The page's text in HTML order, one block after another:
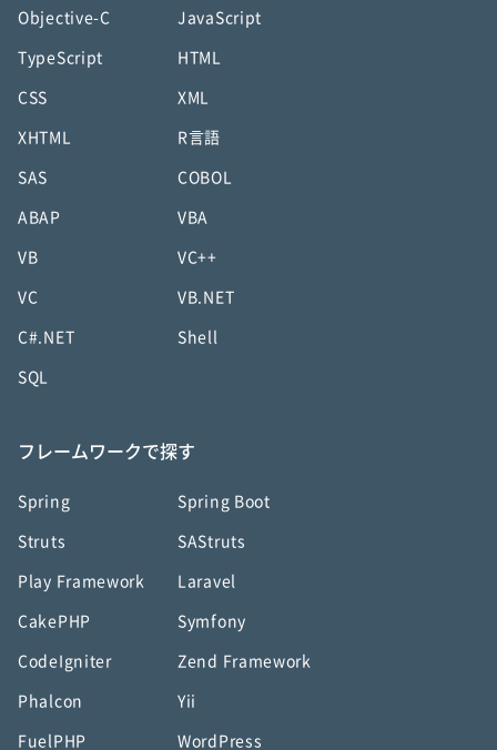
Objective-C JavaScript
TypeScript HTML
CSS XML
XHTML R言語
SAS COBOL
ABAP VBA
VB VC++
VC VB.NET
C#.NET Shell
SQL
フレームワークで探す
Spring Spring Boot
Struts SAStruts
Play Framework Laravel
CakePHP Symfony
CodeIgniter Zend Framework
Phalcon Yii
FuelPHP WordPress